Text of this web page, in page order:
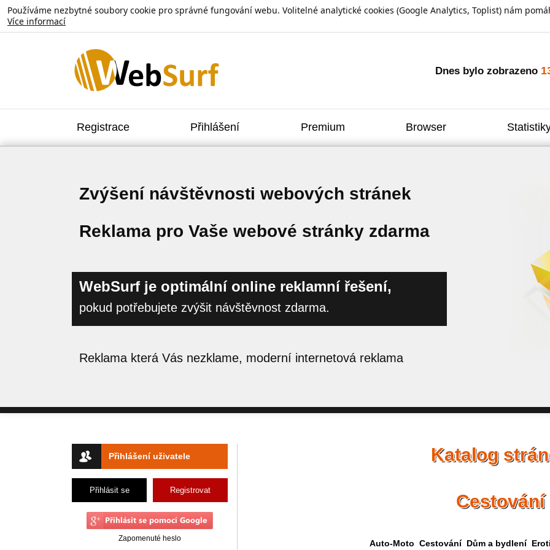
Používáme nezbytné soubory cookie pro správné fungování webu. Volitelné analytické cookies (Google Analytics, Toplist) nám
Více informací
Dnes bylo zobrazeno
Registrace Přihlášení Premium Browser
Zvýšení návštěvnosti webových stránek
Reklama pro Vaše webové stránky zdarma
WebSurf je optimální online reklamní řešení,
pokud potřebujete zvýšit návštěvnost zdarma.
Reklama která Vás nezklame, moderní internetová reklama
Přihlášení uživatele
Přihlásit se Registrovat
Zapomenuté heslo
Katalog
Cestování
Auto-Moto Cestování Dům a bydlení